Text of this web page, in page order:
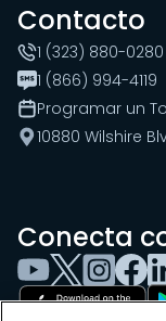
Contacto
1 (323) 880-0280
1 (866) 994-4119
Programar un
10880 Wilshire
Conecta